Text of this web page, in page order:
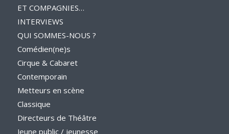
ET COMPAGNIES…
INTERVIEWS
QUI SOMMES-NOUS ?
Comédien(ne)s
Cirque & Cabaret
Contemporain
Metteurs en scène
Classique
Directeurs de Théâtre
Jeune public / jeunesse